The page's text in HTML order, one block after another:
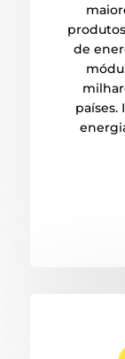
de
países.